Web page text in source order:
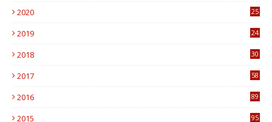
2020
25
2019
24
2018
30
2017
58
2016
89
2015
95